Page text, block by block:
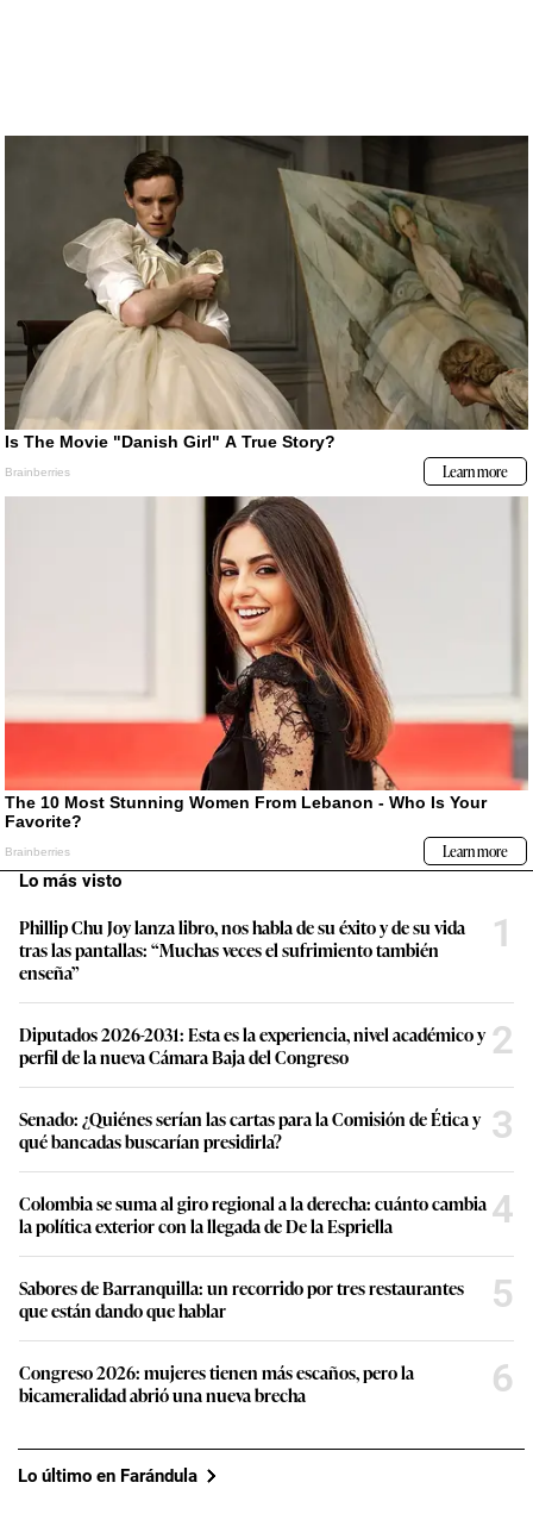
Lo más visto
Phillip Chu Joy lanza libro, nos habla de su éxito y de su vida
tras las pantallas: “Muchas veces el sufrimiento también
enseña”
1
Diputados 2026-2031: Esta es la experiencia, nivel académico y
perfil de la nueva Cámara Baja del Congreso
2
Senado: ¿Quiénes serían las cartas para la Comisión de Ética y
qué bancadas buscarían presidirla?
3
Colombia se suma al giro regional a la derecha: cuánto cambia
la política exterior con la llegada de De la Espriella
4
Sabores de Barranquilla: un recorrido por tres restaurantes
que están dando que hablar
5
Congreso 2026: mujeres tienen más escaños, pero la
bicameralidad abrió una nueva brecha
6
Lo último en Farándula